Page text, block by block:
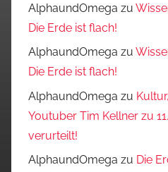
AlphaundOmega zu
Die Erde ist flach!
AlphaundOmega zu
Die Erde ist flach!
AlphaundOmega zu
Youtuber Tim Kellner zu
verurteilt!
AlphaundOmega zu Die